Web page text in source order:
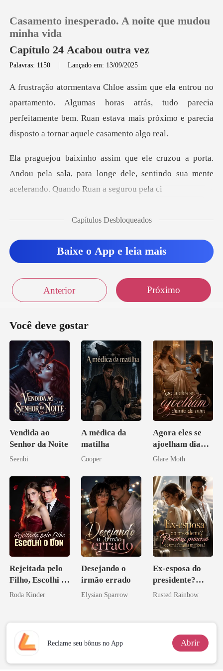
Loja
Histórico
Sair
Baixar App
Casamento inesperado. A noite que mudou
minha vida
Capítulo 24 Acabou outra vez
Palavras: 1150 |Lançado em: 13/09/2025
Algumas horas atrás, tudo parecia
perfeitamente bem. Ruan estava m
ta.
Andou pela sala, para longe dele, sentindo su
Capítulos Desbloqueados
Baixe o App e leia mais
Anterior Próximo
Você deve gostar
Vendida ao
Senhor da Noite
Seenbi
A médica da
matilha
Cooper
Agora eles se
ajoelham diante
de mim
Glare Moth
Rejeitada pelo
Filho, Escolhi o
Don
Roda Kinder
Desejando o
irmão errado
Elysian Sparrow
Ex-esposa do
presidente?
Preciosa
mafiosa!
Rusted Rainbow
Reclame seu bônus no App Abrir